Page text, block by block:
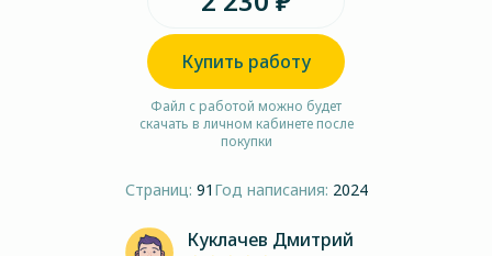
Купить работу
Файл с работой можно будет
скачать в личном кабинете после
покупки
Страниц: 91 Год написания: 2024
Куклачев Дмитрий